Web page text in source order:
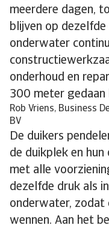
meerdere dagen,
blijven op
onderwater
onderhoud en
300 meter gedaan
Rob Vriens, Business
BV
De duikers
de duikplek en
met alle
dezelfde druk als
onderwater, zodat
wennen. Aan het